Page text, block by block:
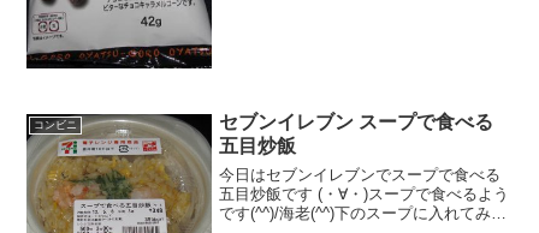
コンビニ
セブンイレブン スープで食べる
五目炒飯
今日はセブンイレブンでスープで食べる
五目炒飯です (・∀・)スープで食べるよう
です(^^)/海老(^^)下のスープに入れてみま